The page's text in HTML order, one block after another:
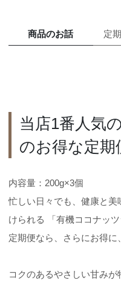
商品のお話 定
当店1番人気
のお得な定期
内容量：200g×3個
忙しい日々でも、健康と
けられる 「有機ココナッ
定期便なら、さらにお得に
コクのあるやさしい甘み